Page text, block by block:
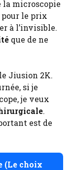
la microscopie
pour le prix
à l’invisible.
que de ne
Jiusion 2K.
si je
je veux
.
est de
(Le choix